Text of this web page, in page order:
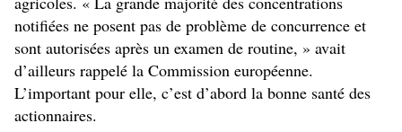
notifiées ne posent pas de problème de concurrence et
sont autorisées après un examen de routine, » avait
d’ailleurs rappelé la Commission européenne.
L’important pour elle, c’est d’abord la bonne santé des
actionnaires.